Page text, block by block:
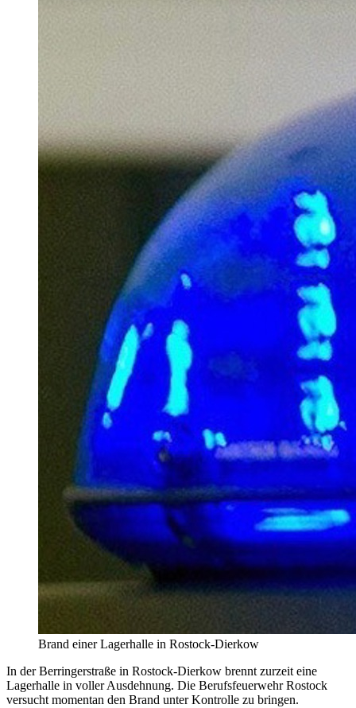
Brand einer Lagerhalle in Rostock-Dierkow
In der Berringerstraße in Rostock-Dierkow brennt zurzeit eine
Lagerhalle in voller Ausdehnung. Die Berufsfeuerwehr Rostock
versucht momentan den Brand unter Kontrolle zu bringen.